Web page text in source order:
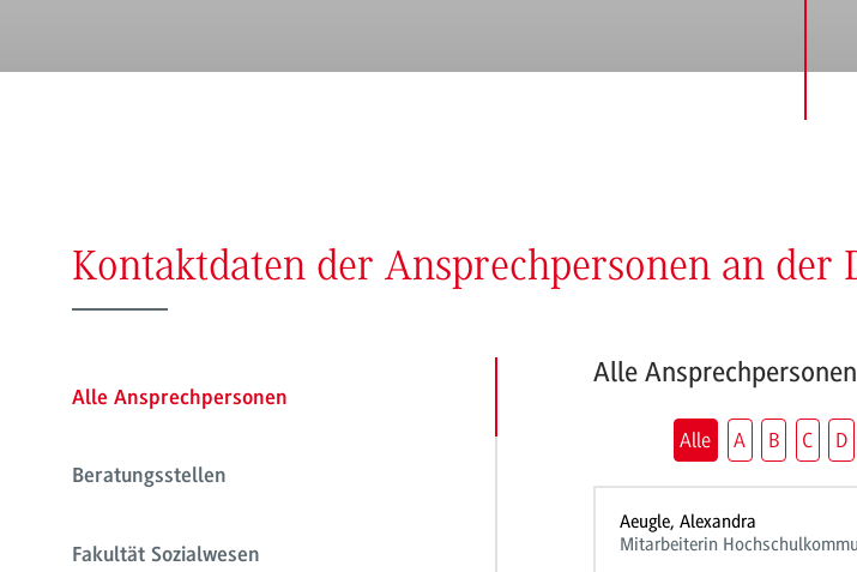
Kontaktdaten der Ansprechpersonen an der
Alle Ansprechpersonen
Beratungsstellen
Fakultät Sozialwesen
Alle Ansprechpersonen
Alle A B C D
Aeugle, Alexandra
Mitarbeiterin